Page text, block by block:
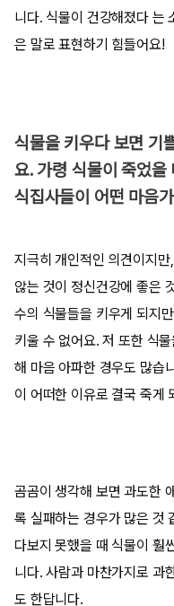
니다. 식물이 건강해졌다 는
은 말로 표현하기 힘들어요!
식물을 키우다 보면 기
요. 가령 식물이 죽었을
식집사들이 어떤 마음
지극히 개인적인 의견이지
않는 것이 정신건강에 좋은
수의 식물들을 키우게 되지
키울 수 없어요. 저 또한 식
해 마음 아파한 경우도 많습
이 어떠한 이유로 결국 죽게
곰곰이 생각해 보면 과도한
록 실패하는 경우가 많은 것
다보지 못했을 때 식물이 훨
니다. 사람과 마찬가지로 과
도 한답니다.